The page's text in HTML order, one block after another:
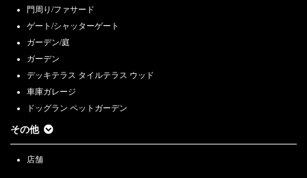
門周り/ファサード
ゲート/シャッターゲート
ガーデン/庭
ガーデン
デッキテラス タイルテラス ウッド
車庫ガレージ
ドッグラン ペットガーデン
その他
店舗